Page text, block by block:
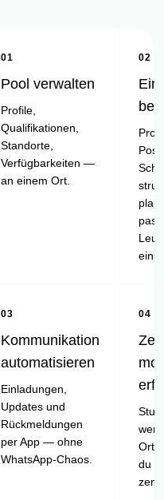
01
Pool verwalten
Profile,
Qualifikationen,
Standorte,
Verfügbarkeiten —
an einem Ort.
02
03
Kommunikation
automatisieren
Einladungen,
Updates und
Rückmeldungen
per App — ohne
WhatsApp-Chaos.
04
Ort
du